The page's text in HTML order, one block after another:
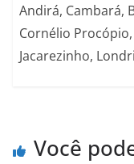
Andirá, Cambará,
Cornélio
Jacarezinho,
Você